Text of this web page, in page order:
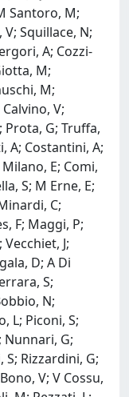
Santoro, M;
Squillace, N;
A; Cozzi-
M;
M;
V;
Prota, G; Truffa,
A; Costantini, A;
E; Comi,
S; M Erne, E;
C;
F; Maggi, P;
J;
D; A Di
S;
N;
L; Piconi, S;
Nunnari, G;
Rizzardini, G;
V; V Cossu,